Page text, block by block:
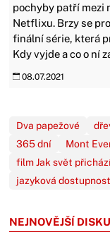
pochyby patří mezi
Netflixu. Brzy se
finální série, která
Kdy vyjde a co o ní
08.07.2021
Dva papežové
365 dní
Mont
film Jak svět
jazyková dostupnost
NEJNOVĚJŠÍ